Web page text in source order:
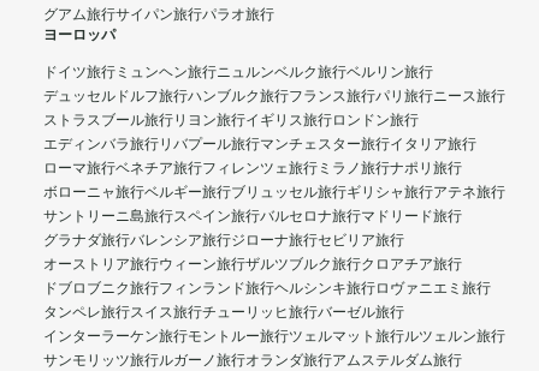
グアム旅行サイパン旅行パラオ旅行
ヨーロッパ
ドイツ旅行 ミュンヘン旅行ニュルンベルク旅行ベルリン旅行
デュッセルドルフ旅行ハンブルク旅行フランス旅行パリ旅行ニース旅行
ストラスブール旅行リヨン旅行イギリス旅行ロンドン旅行
エディンバラ旅行リバプール旅行マンチェスター旅行イタリア旅行
ローマ旅行ベネチア旅行フィレンツェ旅行 ミラノ旅行ナポリ旅行
ボローニャ旅行ベルギー旅行ブリュッセル旅行ギリシャ旅行アテネ旅行
サントリーニ島旅行スペイン旅行バルセロナ旅行マドリード旅行
グラナダ旅行バレンシア旅行ジローナ旅行セビリア旅行
オーストリア旅行ウィーン旅行ザルツブルク旅行クロアチア旅行
ドブロブニク旅行フィンランド旅行ヘルシンキ旅行ロヴァニエミ旅行
タンペレ旅行スイス旅行チューリッヒ旅行バーゼル旅行
インターラーケン旅行モントルー旅行ツェルマット旅行ルツェルン旅行
サンモリッツ旅行ルガーノ旅行オランダ旅行アムステルダム旅行